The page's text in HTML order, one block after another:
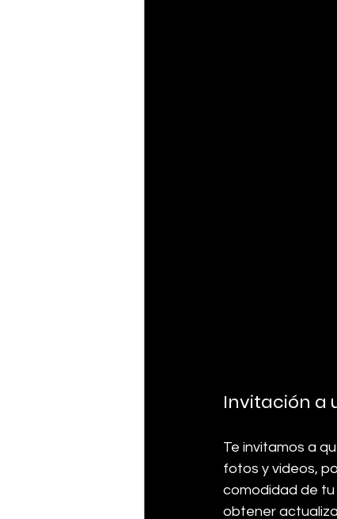
Invitación a
Te invitamos a
fotos y videos,
comodidad de tu
obtener